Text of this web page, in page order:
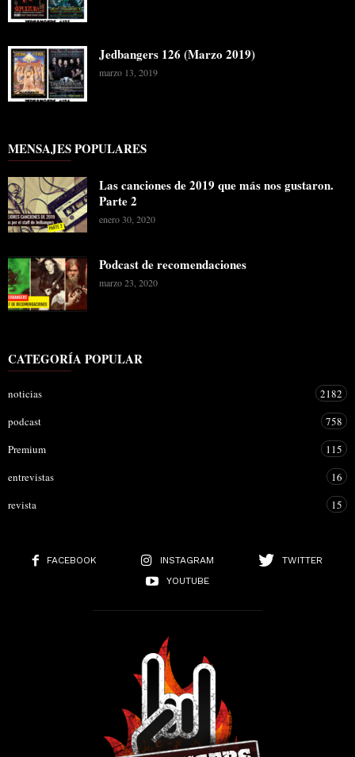
Jedbangers 126 (Marzo 2019)
marzo 13, 2019
MENSAJES POPULARES
Las canciones de 2019 que más nos gustaron.
Parte 2
enero 30, 2020
Podcast de recomendaciones
marzo 23, 2020
CATEGORÍA POPULAR
noticias
2182
podcast
758
Premium
115
entrevistas
16
revista
15
FACEBOOK INSTAGRAM
TWITTER
YOUTUBE